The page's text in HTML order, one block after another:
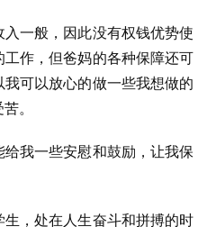
一般，因此没有权钱优势使
作，但爸妈的各种保障还可
可以放心的做一些我想做的
。
我一些安慰和鼓励，让我保
，处在人生奋斗和拼搏的时